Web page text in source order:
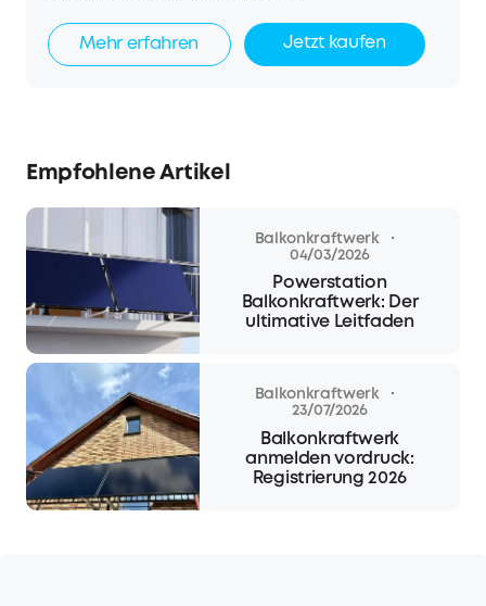
Mehr erfahren Jetzt kaufen
Empfohlene Artikel
Balkonkraftwerk ·
04/03/2026
Powerstation
Balkonkraftwerk: Der
ultimative Leitfaden
Balkonkraftwerk ·
23/07/2026
Balkonkraftwerk
anmelden vordruck:
Registrierung 2026